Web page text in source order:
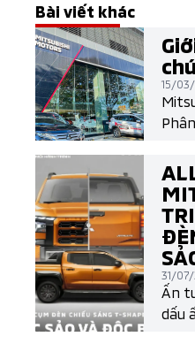
Bài viết khác
15/03/
Nam
31/07/
Ấn
dấu